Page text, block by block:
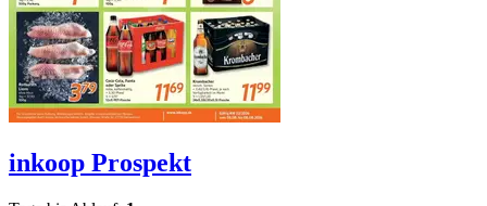
inkoop Prospekt